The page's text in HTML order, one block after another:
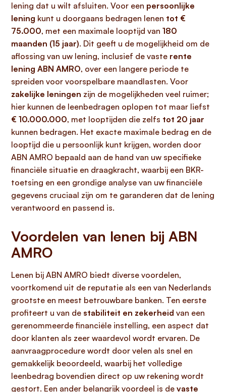
lening dat u wilt afsluiten. Voor een persoonlijke
lening kunt u doorgaans bedragen lenen tot €
75.000, met een maximale looptijd van 180
maanden (15 jaar). Dit geeft u de mogelijkheid om de
aflossing van uw lening, inclusief de vaste rente
lening ABN AMRO, over een langere periode te
spreiden voor voorspelbare maandlasten. Voor
zakelijke leningen zijn de mogelijkheden veel ruimer;
hier kunnen de leenbedragen oplopen tot maar liefst
€ 10.000.000, met looptijden die zelfs tot 20 jaar
kunnen bedragen. Het exacte maximale bedrag en de
looptijd die u persoonlijk kunt krijgen, worden door
ABN AMRO bepaald aan de hand van uw specifieke
financiële situatie en draagkracht, waarbij een BKR-
toetsing en een grondige analyse van uw financiële
gegevens cruciaal zijn om te garanderen dat de lening
verantwoord en passend is.
Voordelen van lenen bij ABN
AMRO
Lenen bij ABN AMRO biedt diverse voordelen,
voortkomend uit de reputatie als een van Nederlands
grootste en meest betrouwbare banken. Ten eerste
profiteert u van de stabiliteit en zekerheid van een
gerenommeerde financiële instelling, een aspect dat
door klanten als zeer waardevol wordt ervaren. De
aanvraagprocedure wordt door velen als snel en
gemakkelijk beoordeeld, waarbij het volledige
leenbedrag bovendien direct op uw rekening wordt
gestort. Een ander belangrijk voordeel is de vaste